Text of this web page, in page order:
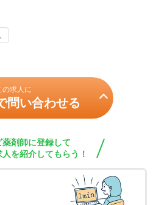
の求人に
問い合わせる
薬剤師に登録して
を紹介してもらう！